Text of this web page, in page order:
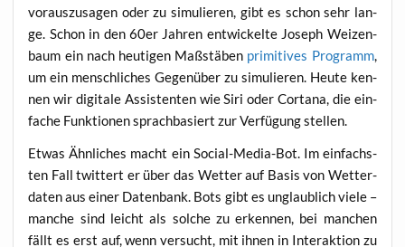
vor­aus­zu­sa­gen oder zu simu­lie­ren, gibt es schon sehr lan­
ge. Schon in den 60er Jah­ren ent­wi­ckel­te Joseph Wei­zen­
baum ein nach heu­ti­gen Maß­stä­ben pri­mi­ti­ves Pro­gramm,
um ein mensch­li­ches Gegen­über zu simu­lie­ren. Heu­te ken­
nen wir digi­ta­le Assis­ten­ten wie Siri oder Cort­a­na, die ein­
fa­che Funk­tio­nen sprach­ba­siert zur Ver­fü­gung stellen.
Etwas Ähn­li­ches macht ein Social-Media-Bot. Im ein­fachs­
ten Fall twit­tert er über das Wet­ter auf Basis von Wet­ter­
da­ten aus einer Daten­bank. Bots gibt es unglaub­lich vie­le –
man­che sind leicht als sol­che zu erken­nen, bei man­chen
fällt es erst auf, wenn ver­sucht, mit ihnen in Inter­ak­ti­on zu